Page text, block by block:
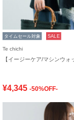
タイムセール対象 SALE
Te chichi
¥4,345 -50%OFF-